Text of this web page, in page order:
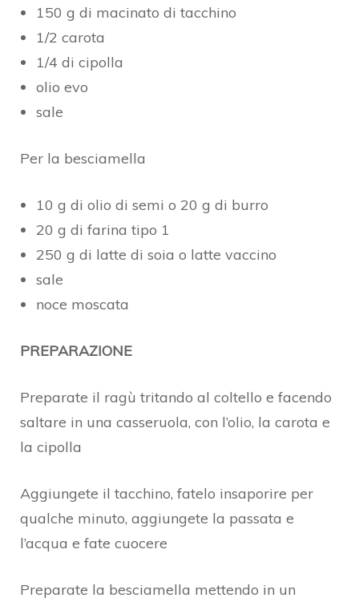
150 g di macinato di tacchino
1/2 carota
1/4 di cipolla
olio evo
sale
Per la besciamella
10 g di olio di semi o 20 g di burro
20 g di farina tipo 1
250 g di latte di soia o latte vaccino
sale
noce moscata
PREPARAZIONE
Preparate il ragù tritando al coltello e facendo
saltare in una casseruola, con l’olio, la carota e
la cipolla
Aggiungete il tacchino, fatelo insaporire per
qualche minuto, aggiungete la passata e
l’acqua e fate cuocere
Preparate la besciamella mettendo in un